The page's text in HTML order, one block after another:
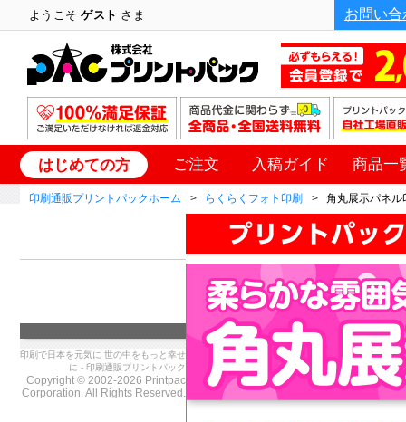
ようこそゲスト さま お問い合
はじめての方 ご注文 入稿ガイド 商品一
印刷通販プリントパックホーム らくらくフォト印刷 角丸展示パネル
印刷で日本を元気に 世の中をもっと幸せ
に - 印刷通販プリントパック
Copyright © 2002-2026 Printpac
Corporation. All Rights Reserved.